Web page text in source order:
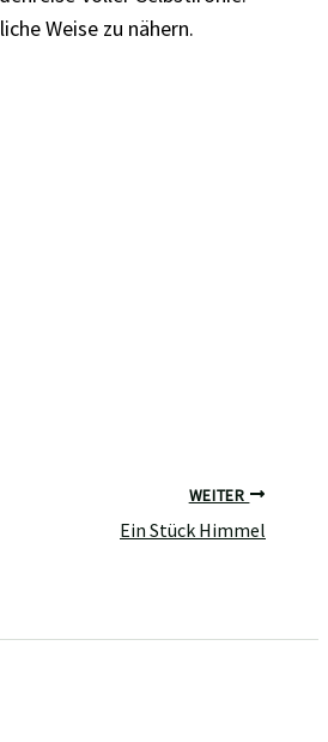
Weise zu nähern.
WEITER
Ein Stück Himmel